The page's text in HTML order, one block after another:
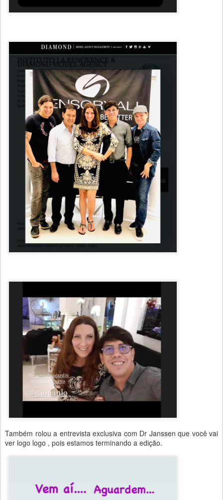
Também rolou a entrevista exclusiva com Dr Janssen que você vai
ver logo logo , pois estamos terminando a edição.